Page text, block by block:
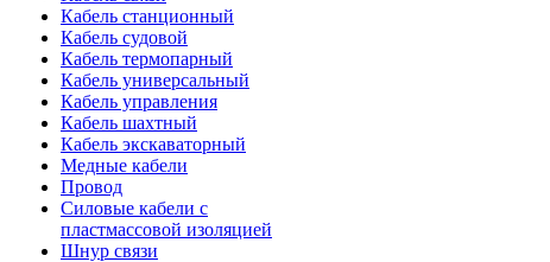
Кабель станционный
Кабель судовой
Кабель термопарный
Кабель универсальный
Кабель управления
Кабель шахтный
Кабель экскаваторный
Медные кабели
Провод
Силовые кабели с
пластмассовой изоляцией
Шнур связи